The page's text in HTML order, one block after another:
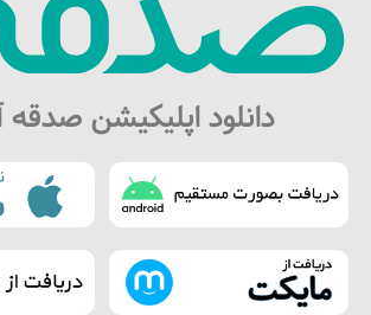
دانلود اپلیکیشن صدقه